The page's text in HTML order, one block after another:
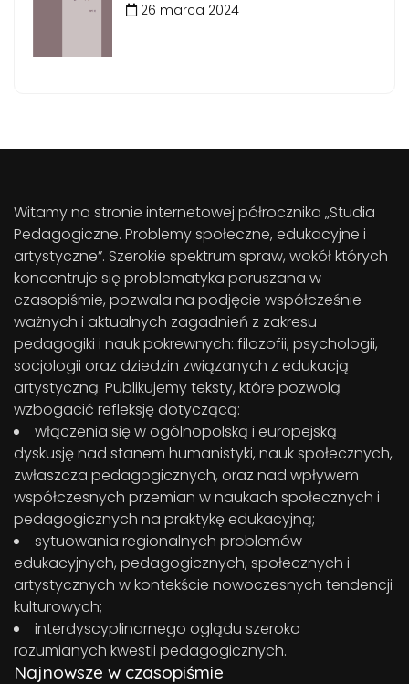
26 marca 2024
Witamy na stronie internetowej półrocznika „Studia
Pedagogiczne. Problemy społeczne, edukacyjne i
artystyczne”. Szerokie spektrum spraw, wokół których
koncentruje się problematyka poruszana w
czasopiśmie, pozwala na podjęcie współcześnie
ważnych i aktualnych zagadnień z zakresu
pedagogiki i nauk pokrewnych: filozofii, psychologii,
socjologii oraz dziedzin związanych z edukacją
artystyczną. Publikujemy teksty, które pozwolą
wzbogacić refleksję dotyczącą:
włączenia się w ogólnopolską i europejską
dyskusję nad stanem humanistyki, nauk społecznych,
zwłaszcza pedagogicznych, oraz nad wpływem
współczesnych przemian w naukach społecznych i
pedagogicznych na praktykę edukacyjną;
sytuowania regionalnych problemów
edukacyjnych, pedagogicznych, społecznych i
artystycznych w kontekście nowoczesnych tendencji
kulturowych;
interdyscyplinarnego oglądu szeroko
rozumianych kwestii pedagogicznych.
Najnowsze w czasopiśmie